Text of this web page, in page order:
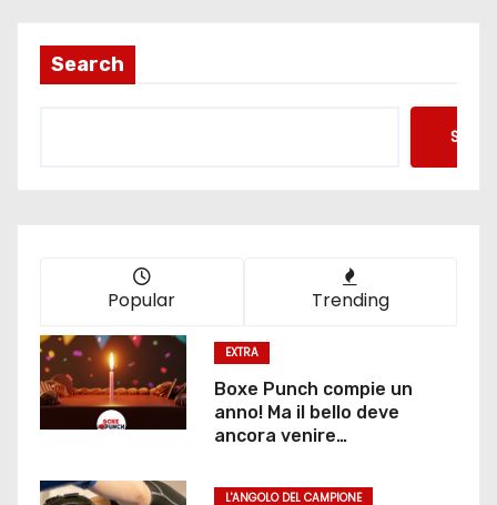
i
o
n
e
d
e
Search
Popular Trending
EXTRA
Boxe Punch compie un
anno! Ma il bello deve
ancora venire…
L'ANGOLO DEL CAMPIONE